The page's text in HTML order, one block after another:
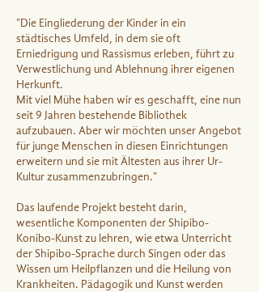
"Die Eingliederung der Kinder in ein
städtisches Umfeld, in dem sie oft
Erniedrigung und Rassismus erleben, führt zu
Verwestlichung und Ablehnung ihrer eigenen
Herkunft.
Mit viel Mühe haben wir es geschafft, eine nun
seit 9 Jahren bestehende Bibliothek
aufzubauen. Aber wir möchten unser Angebot
für junge Menschen in diesen Einrichtungen
erweitern und sie mit Ältesten aus ihrer Ur-
Kultur zusammenzubringen."
Das laufende Projekt besteht darin,
wesentliche Komponenten der Shipibo-
Konibo-Kunst zu lehren, wie etwa Unterricht
der Shipibo-Sprache durch Singen oder das
Wissen um Heilpflanzen und die Heilung von
Krankheiten. Pädagogik und Kunst werden